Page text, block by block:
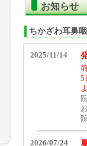
お知らせ
ちかざわ耳鼻